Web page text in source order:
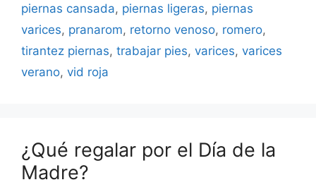
piernas cansada, piernas ligeras, piernas
varices, pranarom, retorno venoso, romero,
tirantez piernas, trabajar pies, varices, varices
verano, vid roja
¿Qué regalar por el Día de la
Madre?